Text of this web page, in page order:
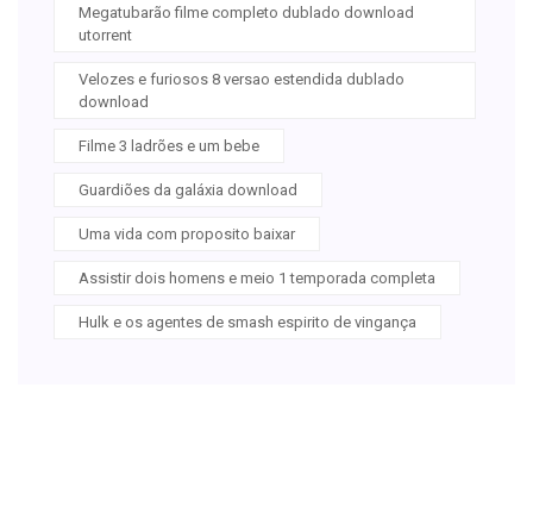
Megatubarão filme completo dublado download
utorrent
Velozes e furiosos 8 versao estendida dublado
download
Filme 3 ladrões e um bebe
Guardiões da galáxia download
Uma vida com proposito baixar
Assistir dois homens e meio 1 temporada completa
Hulk e os agentes de smash espirito de vingança